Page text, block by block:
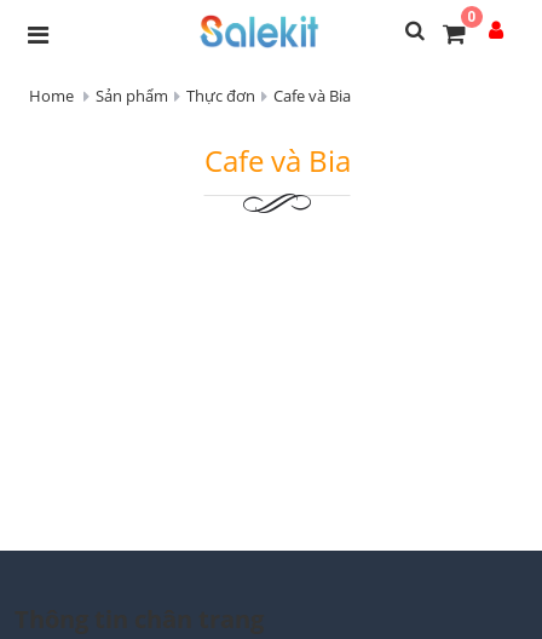
0
Home Sản phẩm Thực đơn Cafe và Bia
Cafe và Bia